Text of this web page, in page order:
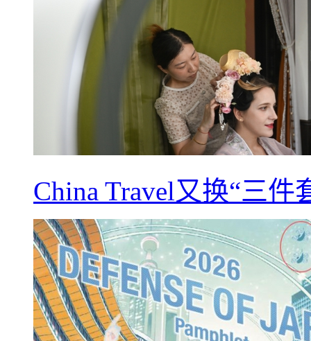
China Travel又换“三